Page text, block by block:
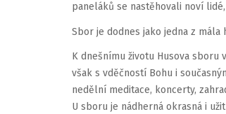
paneláků se nastěhovali noví
Sbor je dodnes jako jedna z
K dnešnímu životu Husova sboru
však s vděčností Bohu i
nedělní meditace, koncerty,
U sboru je nádherná okrasná i